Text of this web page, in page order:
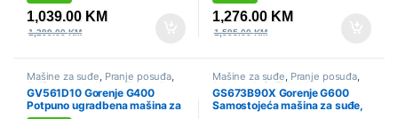
1,039.00 KM
1,299.00KM
1,276.00 KM
1,595.00KM
Mašine za suđe, Pranje posuđa,
Sniženo, Ugradbene širine 45cm
GV561D10 Gorenje G400
Potpuno ugradbena mašina za
Mašine za suđe, Pranje posuđa,
Samostojeće širine 60cm,
Sniženo
GS673B90X Gorenje G600
Samostojeća mašina za suđe,